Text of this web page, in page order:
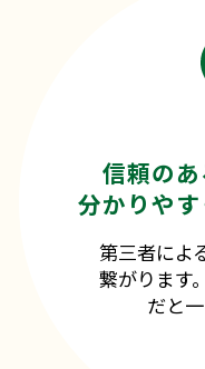
信頼の
分かりや
第三者によ
繋がります
だと